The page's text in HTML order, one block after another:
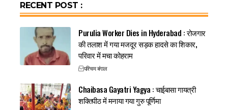
RECENT POST :
Purulia Worker Dies in Hyderabad : रोजगार
की तलाश में गया मजदूर सड़क हादसे का शिकार,
परिवार में मचा कोहराम
पश्चिम बंगाल
Chaibasa Gayatri Yagya : चाईबासा गायत्री
शक्तिपीठ में मनाया गया गुरु पूर्णिमा